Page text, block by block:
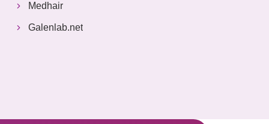
Medhair
Galenlab.net